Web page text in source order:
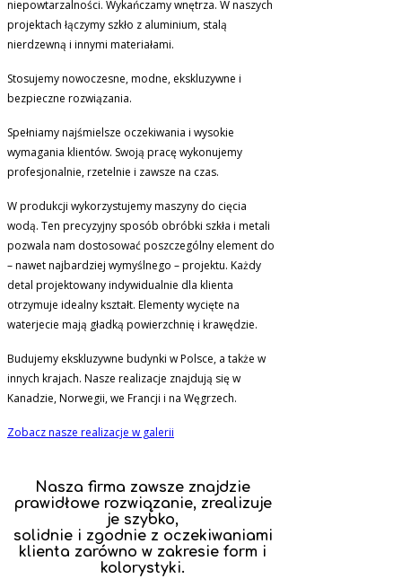
niepowtarzalności. Wykańczamy wnętrza. W naszych
projektach łączymy szkło z aluminium, stalą
nierdzewną i innymi materiałami.
Stosujemy nowoczesne, modne, ekskluzywne i
bezpieczne rozwiązania.
Spełniamy najśmielsze oczekiwania i wysokie
wymagania klientów. Swoją pracę wykonujemy
profesjonalnie, rzetelnie i zawsze na czas.
W produkcji wykorzystujemy maszyny do cięcia
wodą. Ten precyzyjny sposób obróbki szkła i metali
pozwala nam dostosować poszczególny element do
– nawet najbardziej wymyślnego – projektu. Każdy
detal projektowany indywidualnie dla klienta
otrzymuje idealny kształt. Elementy wycięte na
waterjecie mają gładką powierzchnię i krawędzie.
Budujemy ekskluzywne budynki w Polsce, a także w
innych krajach. Nasze realizacje znajdują się w
Kanadzie, Norwegii, we Francji i na Węgrzech.
Zobacz nasze realizacje w galerii
Nasza firma zawsze znajdzie
prawidłowe rozwiązanie, zrealizuje
je szybko,
solidnie i zgodnie z oczekiwaniami
klienta zarówno w zakresie form i
kolorystyki.